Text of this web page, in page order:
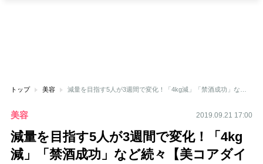
トップ 美容
美容 2019.09.21 17:00
減量を目指す5人が3週間で変化！「4kg
減」「禁酒成功」など続々【美コアダイ